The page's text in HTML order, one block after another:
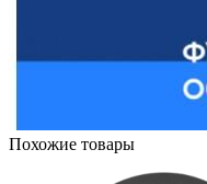
Похожие товары